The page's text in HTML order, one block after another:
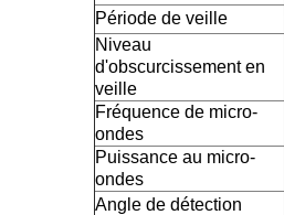
Période de veille
Niveau
d'obscurcissement en
veille
Fréquence de micro-
ondes
Puissance au micro-
ondes
Angle de détection